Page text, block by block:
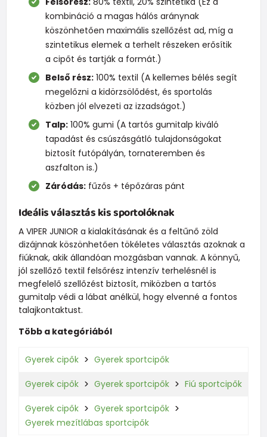
kombináció a magas hálós aránynak
köszönhetően maximális szellőzést ad, míg a
szintetikus elemek a terhelt részeken erősítik
a cipőt és tartják a formát.)
Belső rész: 100% textil (A kellemes bélés segít
megelőzni a kidörzsölődést, és sportolás
közben jól elvezeti az izzadságot.)
Talp: 100% gumi (A tartós gumitalp kiváló
tapadást és csúszásgátló tulajdonságokat
biztosít futópályán, tornateremben és
aszfalton is.)
Záródás: fűzős + tépőzáras pánt
Ideális választás kis sportolóknak
A VIPER JUNIOR a kialakításának és a feltűnő zöld
dizájnnak köszönhetően tökéletes választás azoknak a
fiúknak, akik állandóan mozgásban vannak. A könnyű,
jól szellőző textil felsőrész intenzív terhelésnél is
megfelelő szellőzést biztosít, miközben a tartós
gumitalp védi a lábat anélkül, hogy elvenné a fontos
talajkontaktust.
Több a kategóriából
Gyerek cipők Gyerek sportcipők
Gyerek cipők Gyerek sportcipők Fiú sportcipők
Gyerek cipők
Gyerek sportcipők
Gyerek mezítlábas sportcipők